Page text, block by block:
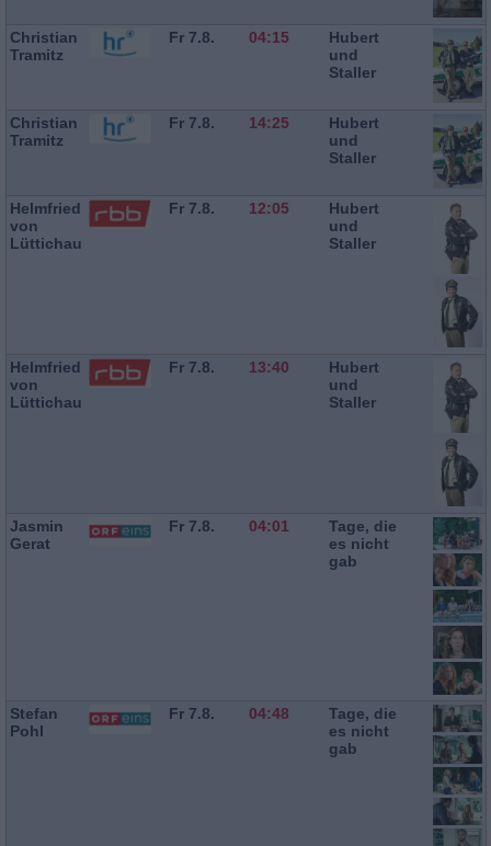
Christian
Tramitz
Fr 7.8. 04:15
Hubert
und
Staller
Christian
Tramitz
Fr 7.8. 14:25
Hubert
und
Staller
Helmfried
von
Lüttichau
Fr 7.8. 12:05
Hubert
und
Staller
Helmfried
von
Lüttichau
Fr 7.8. 13:40
Hubert
und
Staller
Jasmin
Gerat
Fr 7.8. 04:01
Tage, die
es nicht
gab
Stefan
Pohl
Fr 7.8. 04:48
Tage, die
es nicht
gab